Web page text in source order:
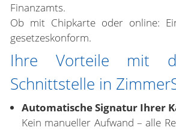
Finanzamts.
Ob mit Chipkarte oder online:
gesetzeskonform.
Ihre Vorteile mit
Schnittstelle in
Automatische Signatur Ihrer
Kein manueller Aufwand – alle